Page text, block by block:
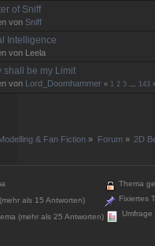
of Sniff
vonSniff
Intelligence
von Leela
shall be my Limit
von Lord_Doomhammer « 1 2 3 ... 143
& Fan Fiction » Forum» 2D
als 15 Antworten)
(mehr als 25 Antworten)
Thema
Fixiertes
Umfrage